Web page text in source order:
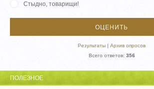
Стыдно, товарищи!
Результаты | Архив опросов
Всего ответов: 356
ПОЛЕЗНОЕ